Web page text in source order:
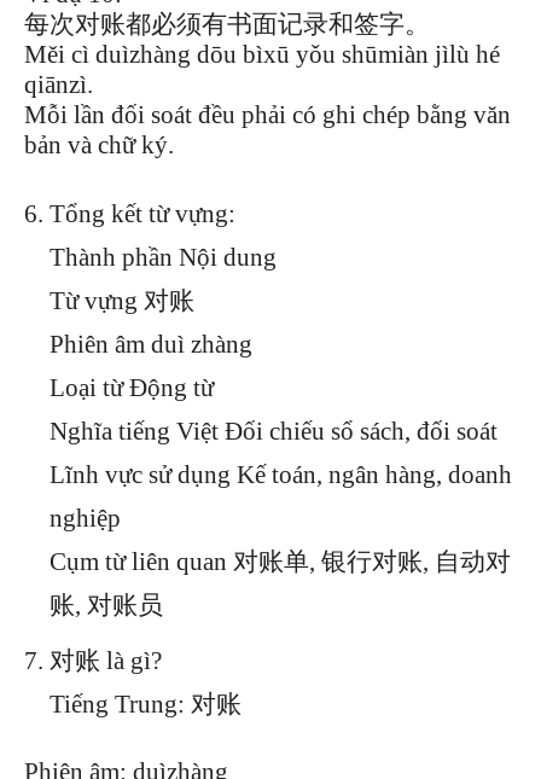
每次对账都必须有书面记录和签字。
Měi cì duìzhàng dōu bìxū yǒu shūmiàn jìlù hé
qiānzì.
Mỗi lần đối soát đều phải có ghi chép bằng văn
bản và chữ ký.
Tổng kết từ vựng:
Thành phần Nội dung
Từ vựng 对账
Phiên âm duì zhàng
Loại từ Động từ
Nghĩa tiếng Việt Đối chiếu sổ sách, đối soát
Lĩnh vực sử dụng Kế toán, ngân hàng, doanh
nghiệp
Cụm từ liên quan 对账单, 银行对账, 自动对
账, 对账员
对账 là gì?
Tiếng Trung: 对账
Phiên âm: duìzhàng